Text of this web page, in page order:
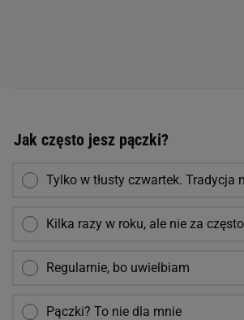
Jak często jesz pączki?
Tylko w tłusty czwartek. Tradycja
Kilka razy w roku, ale nie za często
Regularnie, bo uwielbiam
Pączki? To nie dla mnie